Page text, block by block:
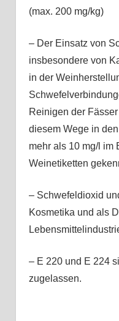
(max. 200 mg/kg)
– Der Einsatz von
insbesondere von
in der
Reinigen der
diesem Wege in
mehr als 10 mg/l im
Weinetiketten
– Schwefeldioxid
Kosmetika und als
– E 220 und E 224
zugelassen.